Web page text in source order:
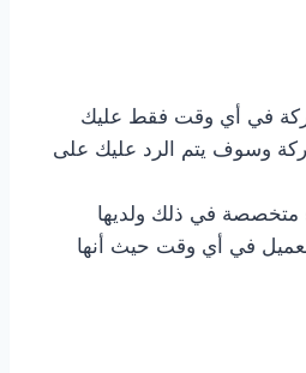
في أي وقت فقط عليك
وسوف يتم الرد عليك على
متخصصة في ذلك ولديها
في أي وقت حيث أنها